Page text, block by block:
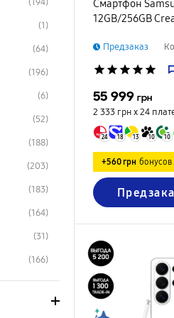
(1)
(64)
(196)
(6)
(52)
(188)
(203)
(183)
(164)
(31)
(166)
Смартфон
12GB/256GB
Предзаказ
star star star star star
55 999 грн
2 333 грн х 24
24 18 13 10 10
+560 грн бонусов